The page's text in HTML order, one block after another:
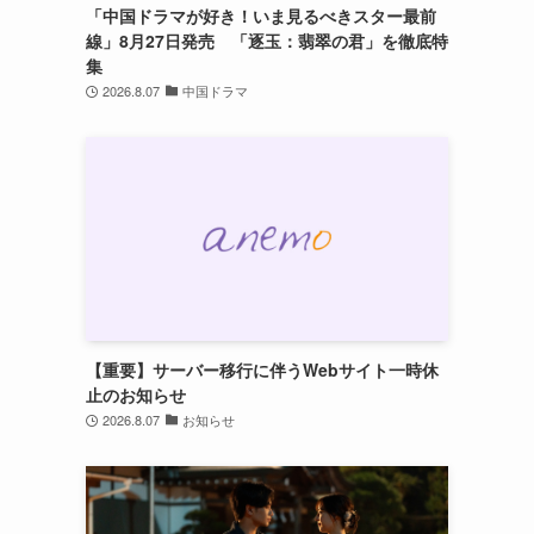
「中国ドラマが好き！いま見るべきスター最前
線」8月27日発売 「逐玉：翡翠の君」を徹底特
集
2026.8.07 中国ドラマ
【重要】サーバー移行に伴うWebサイト一時休
止のお知らせ
2026.8.07 お知らせ